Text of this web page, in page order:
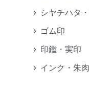
シヤチハタ
ゴム印
印鑑・実印
インク・朱